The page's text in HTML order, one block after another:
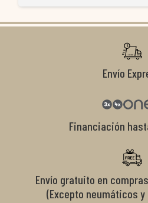
Envío
Financiación
Envío gratuito en
(Excepto neumáticos